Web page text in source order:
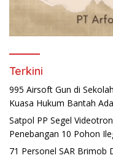
Terkini
995 Airsoft Gun di
Kuasa Hukum Bantah
Satpol PP Segel
Penebangan 10 Pohon
71 Personel SAR Brimob